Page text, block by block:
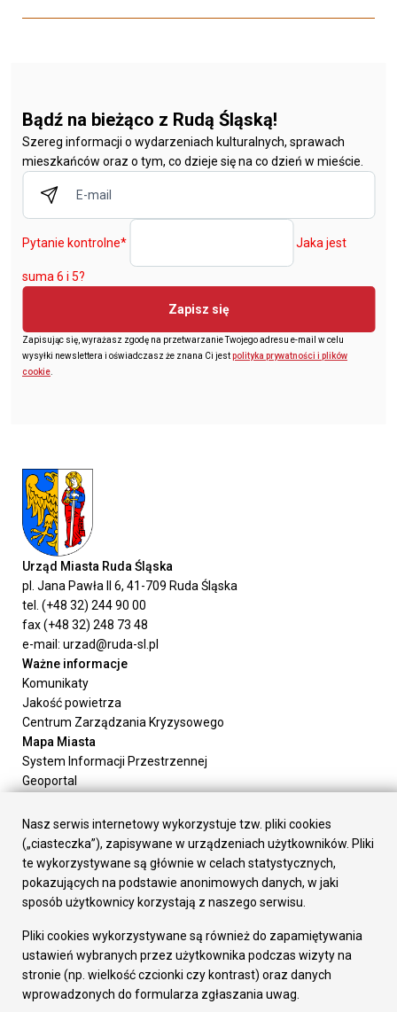
Bądź na bieżąco z Rudą Śląską!
Szereg informacji o wydarzeniach kulturalnych, sprawach
mieszkańców oraz o tym, co dzieje się na co dzień w mieście.
Pytanie kontrolne* Jaka jest
suma 6 i 5?
Zapisz się
Zapisując się, wyrażasz zgodę na przetwarzanie Twojego adresu e-mail w celu
wysyłki newslettera i oświadczasz że znana Ci jestpolityka prywatności i plików
cookie
Urząd Miasta Ruda Śląska
pl. Jana Pawła II 6, 41-709 Ruda Śląska
tel. (+48 32) 244 90 00
fax (+48 32) 248 73 48
e-mail: urzad@ruda-sl.pl
Ważne informacje
Komunikaty
Jakość powietrza
Centrum Zarządzania Kryzysowego
Mapa Miasta
System Informacji Przestrzennej
Geoportal
Załatw sprawę
Prezydent Miasta
Rada Miasta
Wydziały
Elektroniczna Skrzynka Podawcza
Gospodarka
Fundusze europejskie
Środki krajowe
Oferty inwestycyjne
Nasz serwis internetowy wykorzystuje tzw. pliki cookies
(„ciasteczka”), zapisywane w urządzeniach użytkowników. Pliki
te wykorzystywane są głównie w celach statystycznych,
pokazujących na podstawie anonimowych danych, w jaki
sposób użytkownicy korzystają z naszego serwisu.
Pliki cookies wykorzystywane są również do zapamiętywania
ustawień wybranych przez użytkownika podczas wizyty na
stronie (np. wielkość czcionki czy kontrast) oraz danych
wprowadzonych do formularza zgłaszania uwag.